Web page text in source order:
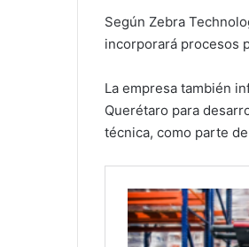
Según Zebra
incorporará procesos
La empresa también
Querétaro para
técnica, como parte